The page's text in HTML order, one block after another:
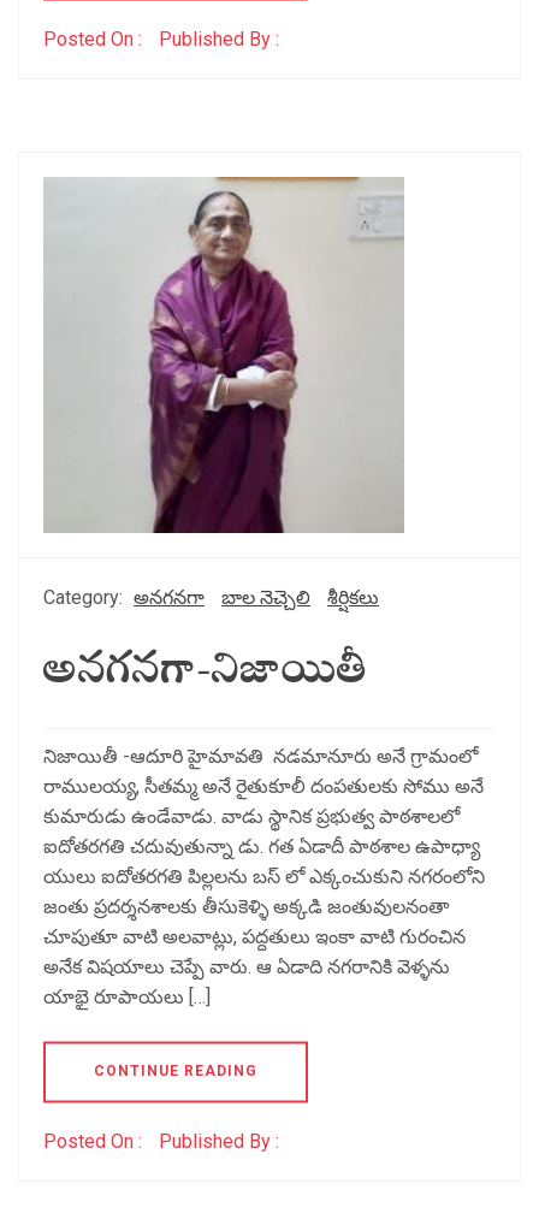
Posted On : Published By :
Category: అనగనగా బాల నెచ్చెలి శీర్షికలు
అనగనగా-నిజాయితీ
నిజాయితీ -ఆదూరి హైమావతి నడమానూరు అనే గ్రామంలో
రాములయ్య, సీతమ్మ అనే రైతుకూలీ దంపతులకు సోము అనే
కుమారుడు ఉండేవాడు. వాడు స్థానిక ప్రభుత్వ పాఠశాలలో
ఐదోతరగతి చదువుతున్నా డు. గత ఏడాదీ పాఠశాల ఉపాధ్యా
యులు ఐదోతరగతి పిల్లలను బస్ లో ఎక్కంచుకుని నగరంలోని
జంతు ప్రదర్శనశాలకు తీసుకెళ్ళి అక్కడి జంతువులనంతా
చూపుతూ వాటి అలవాట్లు, పద్దతులు ఇంకా వాటి గురంచిన
అనేక విషయాలు చెప్పే వారు. ఆ ఏడాది నగరానికి వెళ్ళను
యాభై రూపాయలు […]
CONTINUE READING
Posted On : Published By :